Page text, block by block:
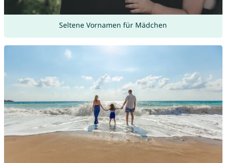
Seltene Vornamen für Mädchen